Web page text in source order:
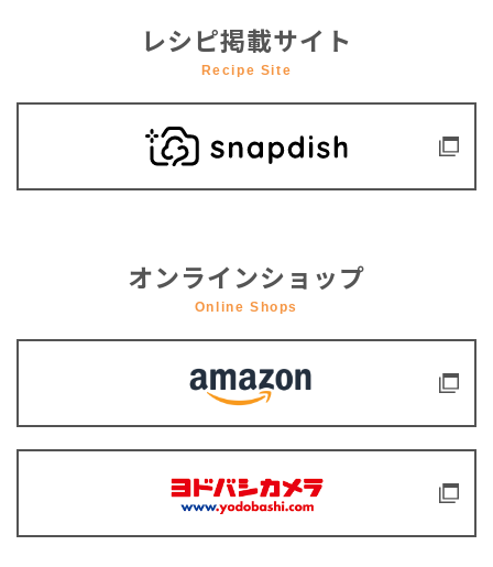
レシピ掲載サイト
Recipe Site
オンラインショップ
Online Shops